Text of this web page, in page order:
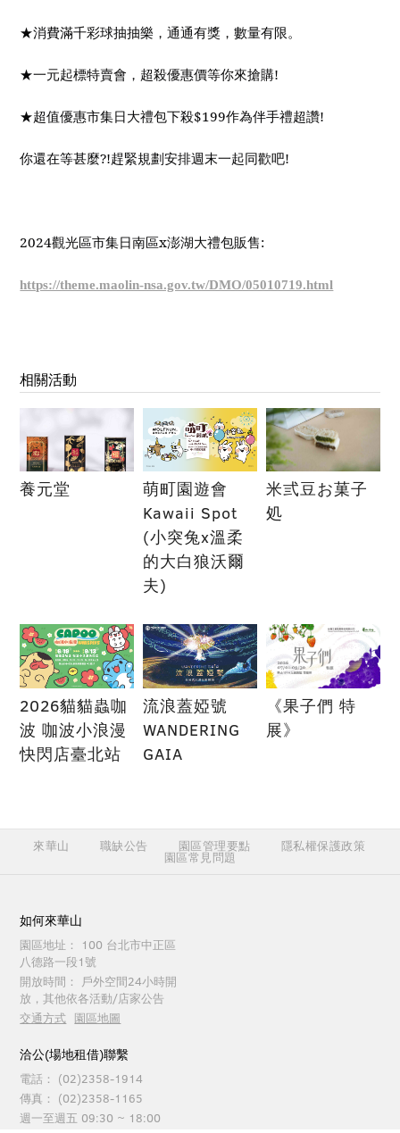
★消費滿千彩球抽抽樂，通通有獎，數量有限。
★一元起標特賣會，超殺優惠價等你來搶購!
★超值優惠市集日大禮包下殺$199作為伴手禮超讚!
你還在等甚麼?!趕緊規劃安排週末一起同歡吧!
2024觀光區市集日南區x澎湖大禮包販售:
https://theme.maolin-nsa.gov.tw/DMO/05010719.html
相關活動
養元堂
萌町園遊會
Kawaii Spot
(小突兔x溫柔
的大白狼沃爾
夫)
米弎豆お菓子
処
2026貓貓蟲咖
波 咖波小浪漫
快閃店臺北站
流浪蓋婭號
WANDERING
GAIA
《果子們 特
展》
來華山 職缺公告 園區管理要點 隱私權保護政策
園區常見問題
如何來華山
園區地址：
100 台北市中正區
八德路一段1號
開放時間：
戶外空間24小時開
放，其他依各活動/店家公告
交通方式 園區地圖
洽公(場地租借)聯繫
電話：
(02)2358-1914
傳真：
(02)2358-1165
週一至週五 09:30 ~ 18:00